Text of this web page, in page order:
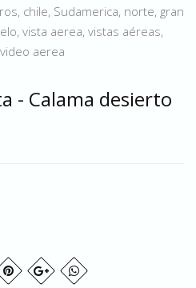
chile, Sudamerica, norte, gran
vista aerea, vistas aéreas,
aerea
- Calama desierto